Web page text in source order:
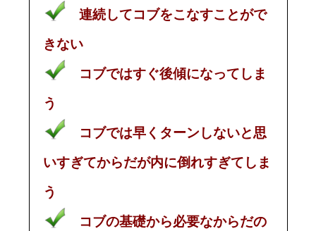
連続してコブをこなすことがで
きない
コブではすぐ後傾になってしま
う
コブでは早くターンしないと思
いすぎてからだが内に倒れすぎてしま
う
コブの基礎から必要なからだの